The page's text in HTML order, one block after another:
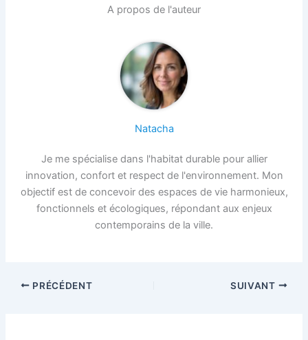
A propos de l'auteur
Natacha
Je me spécialise dans l'habitat durable pour allier
innovation, confort et respect de l'environnement. Mon
objectif est de concevoir des espaces de vie harmonieux,
fonctionnels et écologiques, répondant aux enjeux
contemporains de la ville.
PRÉCÉDENT SUIVANT